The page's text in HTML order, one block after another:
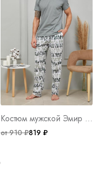
Костюм мужской Эмир Б Арт. 8986
от 910 ₽819 ₽